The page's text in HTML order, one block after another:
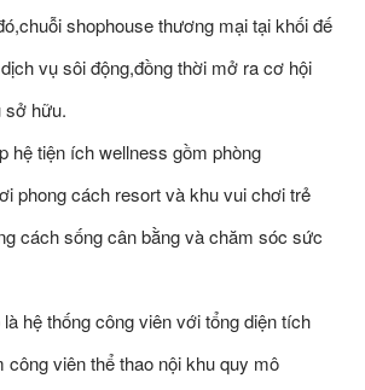
shophouse thương mại tại khối đế
vụ sôi động,đồng thời mở ra cơ hội
sở hữu.
hệ tiện ích wellness gồm phòng
phong cách resort và khu vui chơi trẻ
cách sống cân bằng và chăm sóc sức
hệ thống công viên với tổng diện tích
công viên thể thao nội khu quy mô